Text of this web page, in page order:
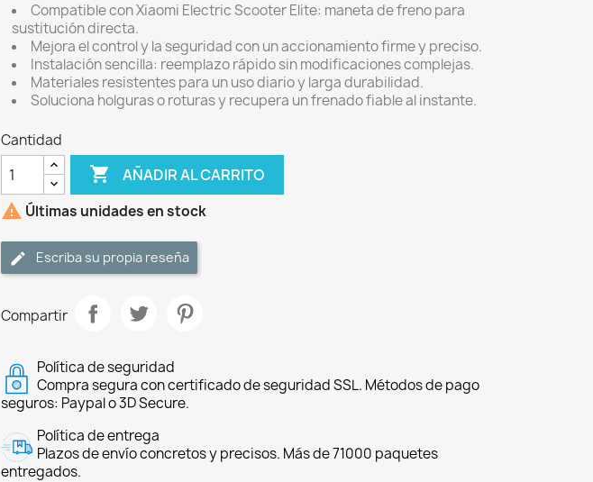
Compatible con Xiaomi Electric Scooter Elite: maneta de freno para
sustitución directa.
Mejora el control y la seguridad con un accionamiento firme y preciso.
Instalación sencilla: reemplazo rápido sin modificaciones complejas.
Materiales resistentes para un uso diario y larga durabilidad.
Soluciona holguras o roturas y recupera un frenado fiable al instante.
Cantidad
 AÑADIR AL CARRITO
 Últimas unidades en stock
Escriba su propia reseña
Compartir
Política de seguridad
Compra segura con certificado de seguridad SSL. Métodos de pago
seguros: Paypal o 3D Secure.
Política de entrega
Plazos de envío concretos y precisos. Más de 71000 paquetes
entregados.